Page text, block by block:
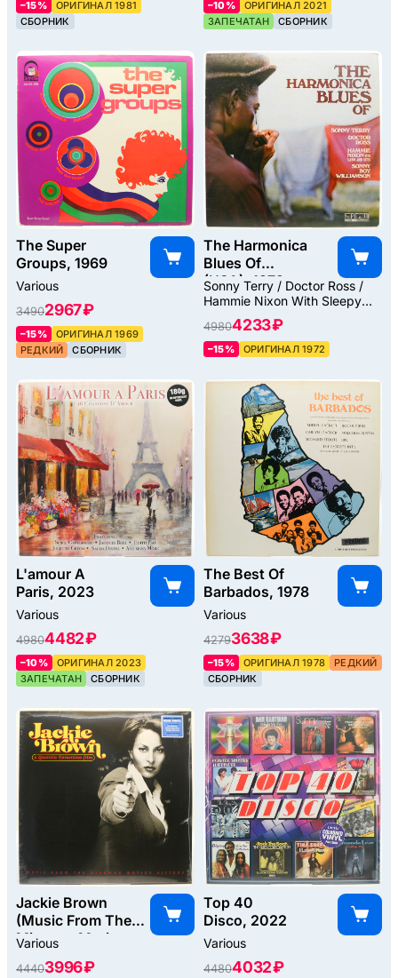
–15%
ОРИГИНАЛ 1981
СБОРНИК
–10%
ОРИГИНАЛ 2021
ЗАПЕЧАТАН
СБОРНИК
The Super
Groups, 1969
Various
34902967 ₽
–15%
ОРИГИНАЛ 1969
РЕДКИЙ
СБОРНИК
The Harmonica
Blues Of
(USA), 1972
Sonny Terry / Doctor Ross /
Hammie Nixon With Sleepy
John Estes / Sonny Boy
Williamson
49804233 ₽
–15% ОРИГИНАЛ 1972
L'amour A
Paris, 2023
Various
49804482 ₽
–10%
ОРИГИНАЛ 2023
ЗАПЕЧАТАН
СБОРНИК
The Best Of
Barbados, 1978
Various
42793638 ₽
–15% ОРИГИНАЛ 1978
РЕДКИЙ
СБОРНИК
Jackie Brown
(Music From The
Miramax Motion
Various
44403996 ₽
Top 40
Disco, 2022
Various
44804032 ₽